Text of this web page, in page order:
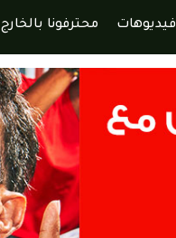
فيديوهات محترفونا بالخارج